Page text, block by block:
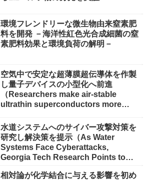
環境フレンドリーな微生物由来窒素肥
料を開発 －海洋性紅色光合成細菌の窒
素肥料効果と環境負荷の解明－
空気中で安定な超薄膜超伝導体を作製
し量子デバイスの小型化へ前進
（Researchers make air-stable
ultrathin superconductors more
水道システムへのサイバー攻撃対策を
研究し解決策を提示（As Water
Systems Face Cyberattacks,
Georgia Tech Research Points to
相対論が化学結合に与える影響を初め